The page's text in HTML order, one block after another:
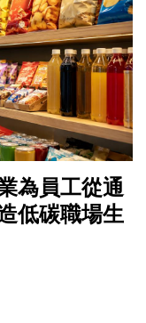
為員工從通
低碳職場生